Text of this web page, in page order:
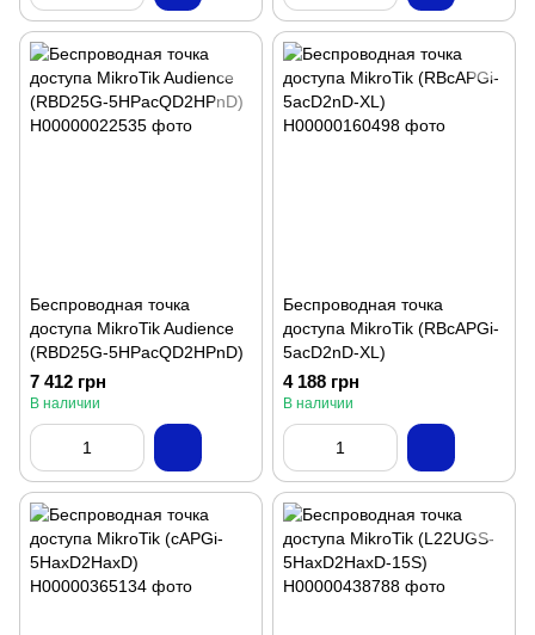
Беспроводная точка
доступа MikroTik Audience
(RBD25G-5HPacQD2HPnD)
7 412 грн
В наличии
Беспроводная точка
доступа MikroTik (RBcAPGi-
5acD2nD-XL)
4 188 грн
В наличии